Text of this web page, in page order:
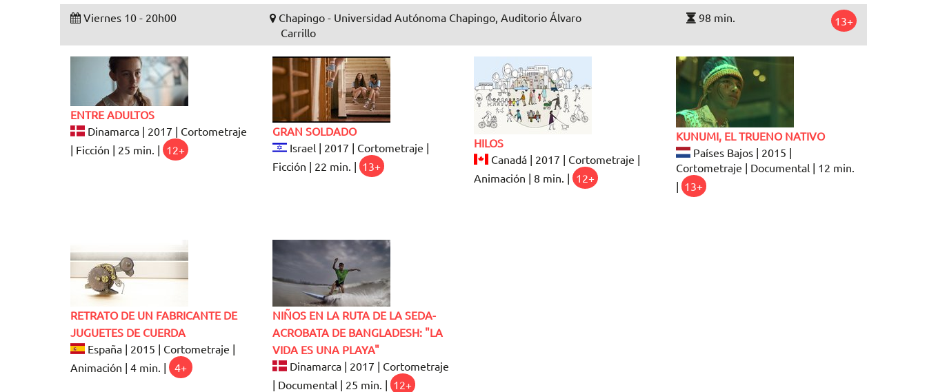
Viernes 10 - 20h00
Chapingo - Universidad Autónoma Chapingo, Auditorio Álvaro
Carrillo
98 min. 13+
ENTRE ADULTOS
Dinamarca | 2017 | Cortometraje
| Ficción | 25 min. | 12+
GRAN SOLDADO
Israel | 2017 | Cortometraje |
Ficción | 22 min. | 13+
HILOS
Canadá | 2017 | Cortometraje |
Animación | 8 min. | 12+
KUNUMI, EL TRUENO NATIVO
Países Bajos | 2015 |
Cortometraje | Documental | 12 min.
| 13+
RETRATO DE UN FABRICANTE DE
JUGUETES DE CUERDA
España | 2015 | Cortometraje |
Animación | 4 min. |
4+
NIÑOS EN LA RUTA DE LA SEDA-
ACROBATA DE BANGLADESH: "LA
VIDA ES UNA PLAYA"
Dinamarca | 2017 | Cortometraje
| Documental | 25 min. | 12+